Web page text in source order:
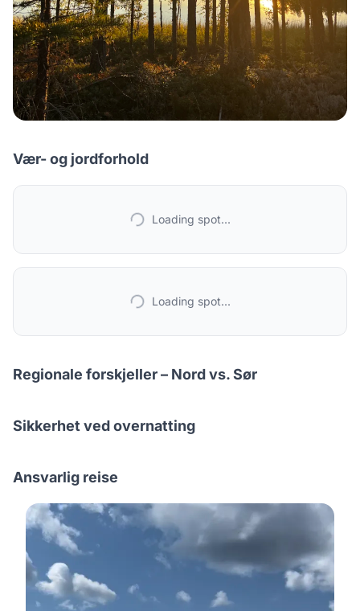
Vær- og jordforhold
Loading spot...
Loading spot...
Regionale forskjeller – Nord vs. Sør
Sikkerhet ved overnatting
Ansvarlig reise